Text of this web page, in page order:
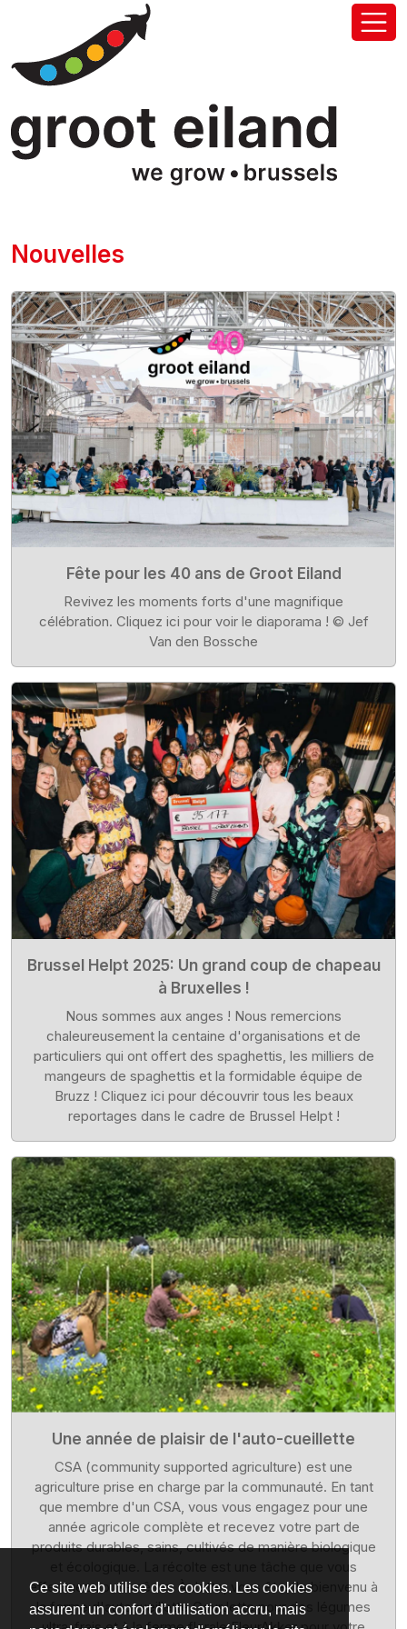
Ce site web utilise des cookies. Les cookies
assurent un confort d’utilisation accru, mais
Nouvelles
Fête pour les 40 ans de Groot Eiland
Revivez les moments forts d'une magnifique
célébration. Cliquez ici pour voir le diaporama ! © Jef
Van den Bossche
Brussel Helpt 2025: Un grand coup de chapeau
à Bruxelles !
Nous sommes aux anges ! Nous remercions
chaleureusement la centaine d'organisations et de
particuliers qui ont offert des spaghettis, les milliers de
mangeurs de spaghettis et la formidable équipe de
Bruzz ! Cliquez ici pour découvrir tous les beaux
reportages dans le cadre de Brussel Helpt !
Une année de plaisir de l'auto-cueillette
CSA (community supported agriculture) est une
agriculture prise en charge par la communauté. En tant
que membre d'un CSA, vous vous engagez pour une
année agricole complète et recevez votre part de
produits durables, sains, cultivés de manière biologique
et écologique. La récolte est une tâche que vous
effectuez vous-même. À Jette, vous êtes le bienvenu à
la ferme d'autocueillette CourJette pour des légumes